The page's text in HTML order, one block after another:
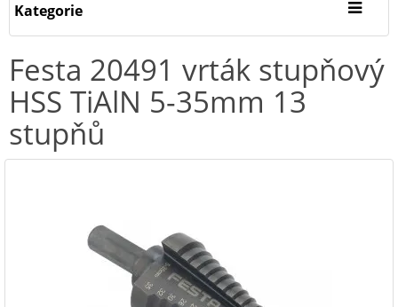
Kategorie
Festa 20491 vrták stupňový
HSS TiAlN 5-35mm 13
stupňů